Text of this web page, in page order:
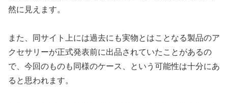
然に見えます。
また、同サイト上には過去にも実物とはことなる製品のア
クセサリーが正式発表前に出品されていたことがあるの
で、今回のものも同様のケース、という可能性は十分にあ
ると思われます。